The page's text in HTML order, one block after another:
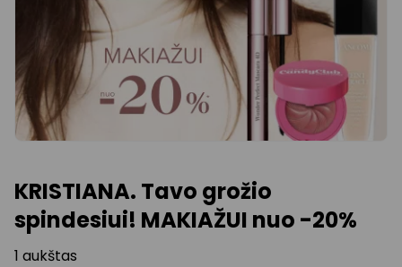
KRISTIANA. Tavo grožio
spindesiui! MAKIAŽUI nuo -20%
1 aukštas